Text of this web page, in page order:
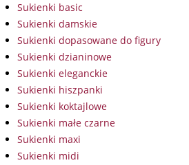
Sukienki basic
Sukienki damskie
Sukienki dopasowane do figury
Sukienki dzianinowe
Sukienki eleganckie
Sukienki hiszpanki
Sukienki koktajlowe
Sukienki małe czarne
Sukienki maxi
Sukienki midi